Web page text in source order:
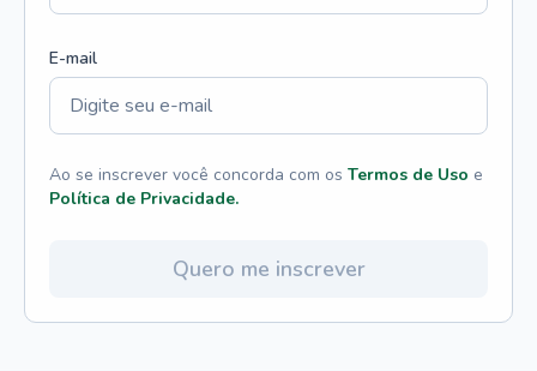
E-mail
Ao se inscrever você concorda com os Termos de Uso e
Política de Privacidade.
Quero me inscrever